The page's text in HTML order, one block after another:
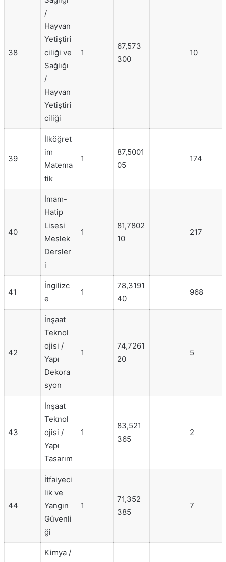
38
/
Hayvan
Yetiştiri
ciliği ve
Sağlığı
/
Hayvan
Yetiştiri
ciliği
1
67,573
300
10
39
İlköğret
im
Matema
tik
1
87,5001
05
174
40
İmam-
Hatip
Lisesi
Meslek
Dersler
i
1
81,7802
10
217
41
İngilizc
e
1
78,3191
40
968
42
İnşaat
Teknol
ojisi /
Yapı
Dekora
syon
1
74,7261
20
5
43
İnşaat
Teknol
ojisi /
Yapı
Tasarım
1
83,521
365
2
44
İtfaiyeci
lik ve
Yangın
Güvenli
ği
1
71,352
385
7
Kimya /